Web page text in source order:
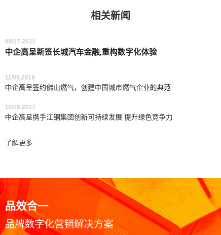
相关新闻
08/17.2021
中企高呈新签长城汽车金融,重构数字化体验
11/09.2018
中企高呈签约佛山燃气，创建中国城市燃气企业的典范
10/16.2017
中企高呈携手江铜集团创新可持续发展 提升绿色竞争力
了解更多
品效合一
品牌数字化营销解决方案